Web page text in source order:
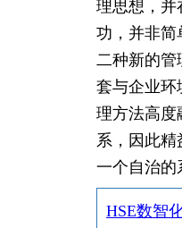
理思想，并
功，并非简
二种新的管
套与企业环
理方法高度
系，因此精
一个自治的
HSE数智